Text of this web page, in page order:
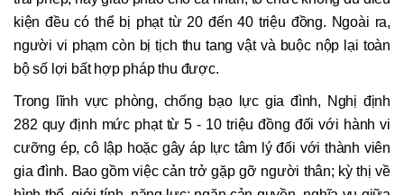
kiện đều có thể bị phạt từ 20 đến 40 triệu đồng. Ngoài ra,
người vi phạm còn bị tịch thu tang vật và buộc nộp lại toàn
bộ số lợi bất hợp pháp thu được.
Trong lĩnh vực phòng, chống bạo lực gia đình, Nghị định
282 quy định mức phạt từ 5 - 10 triệu đồng đối với hành vi
cưỡng ép, cô lập hoặc gây áp lực tâm lý đối với thành viên
gia đình. Bao gồm việc cản trở gặp gỡ người thân; kỳ thị về